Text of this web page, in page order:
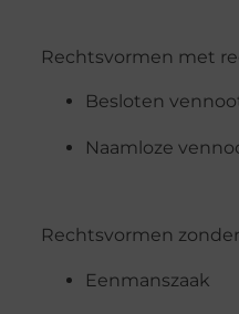
Rechtsvormen met
Besloten
Naamloze
Rechtsvormen
Eenmanszaak